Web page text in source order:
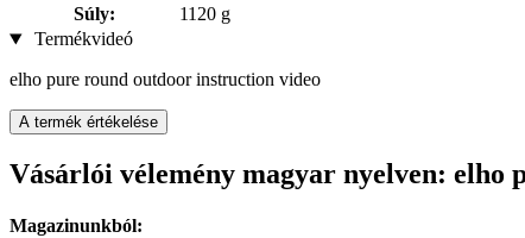
Súly:
1120 g
Termékvideó
elho pure round outdoor instruction video
A termék értékelése
Vásárlói vélemény magyar nyelven: elho
Magazinunkból: